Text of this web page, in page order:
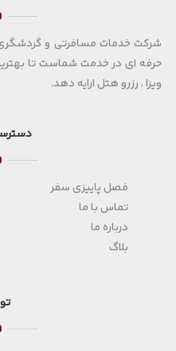
شرکت خدمات مسافرتی و
حرفه ای در خدمت شماست تا
ویزا ، رزرو هتل ارایه دهد.
فصل پاییزی سفر
تماس با ما
درباره ما
بلاگ